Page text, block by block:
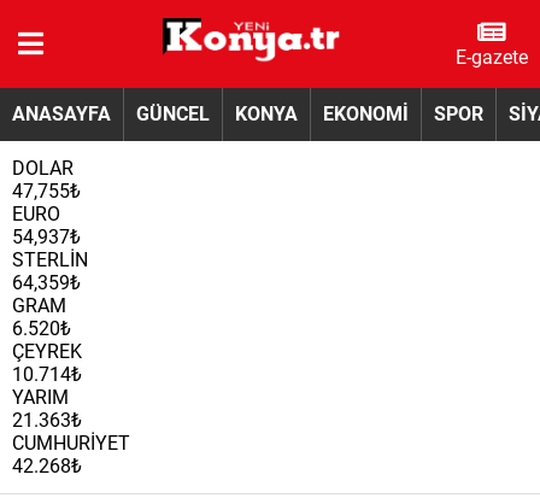
E-gazete
ANASAYFA GÜNCEL KONYA EKONOMİ SPOR
DOLAR
47,755₺
EURO
54,937₺
STERLİN
64,359₺
GRAM
6.520₺
ÇEYREK
10.714₺
YARIM
21.363₺
CUMHURİYET
42.268₺